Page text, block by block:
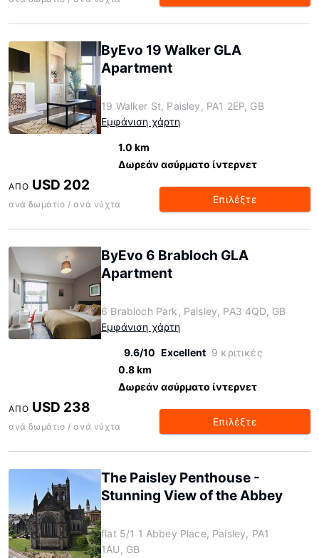
ByEvo 19 Walker GLA
Apartment
19 Walker St, Paisley, PA1 2EP, GB
Εμφάνιση χάρτη
1.0 km
Δωρεάν ασύρματο ίντερνετ
ΑΠΌ USD 202
ανά δωμάτιο / ανά νύχτα Επιλέξτε
ByEvo 6 Brabloch GLA
Apartment
6 Brabloch Park, Paisley, PA3 4QD, GB
Εμφάνιση χάρτη
9.6/10 Excellent 9 κριτικές
0.8 km
Δωρεάν ασύρματο ίντερνετ
ΑΠΌ USD 238
ανά δωμάτιο / ανά νύχτα Επιλέξτε
The Paisley Penthouse -
Stunning View of the Abbey
flat 5/1 1 Abbey Place, Paisley, PA1
1AU, GB